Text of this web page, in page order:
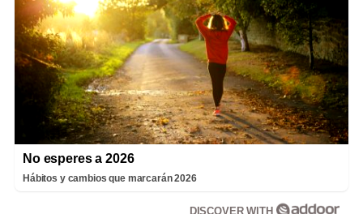
No esperes a 2026
Hábitos y cambios que marcarán 2026
DISCOVER WITH